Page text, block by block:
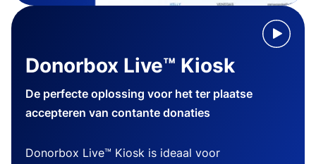
Donorbox Live™ Kiosk
De perfecte oplossing voor het ter plaatse
accepteren van contante donaties
Donorbox Live™ Kiosk is ideaal voor